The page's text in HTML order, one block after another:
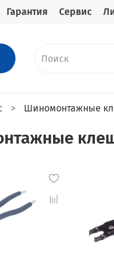
Гарантия Сервис
Шиномонтажные